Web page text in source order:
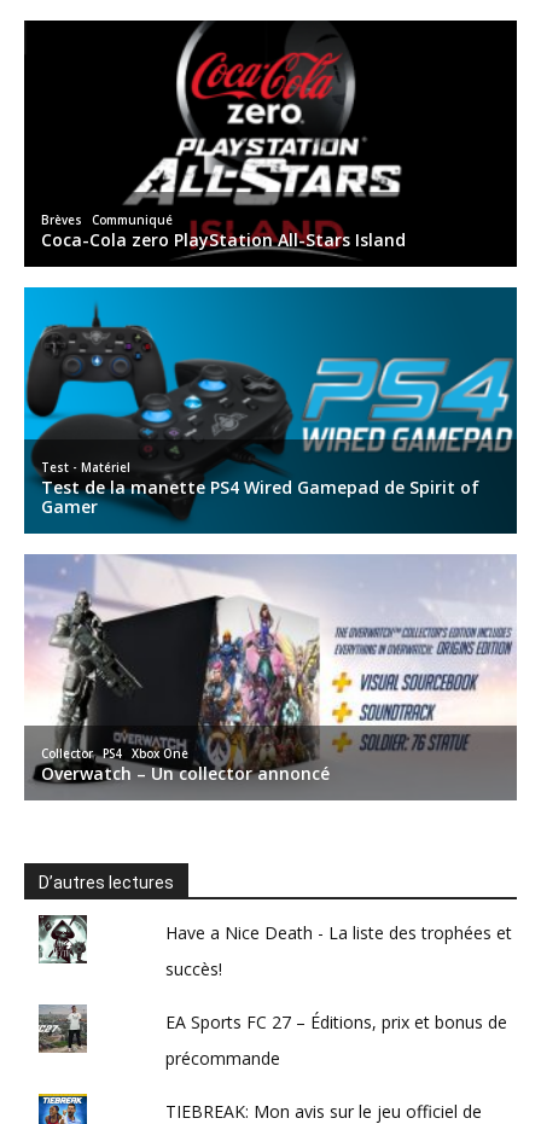
D’autres lectures
Have a Nice Death - La liste des trophées et
succès!
EA Sports FC 27 – Éditions, prix et bonus de
précommande
TIEBREAK: Mon avis sur le jeu officiel de